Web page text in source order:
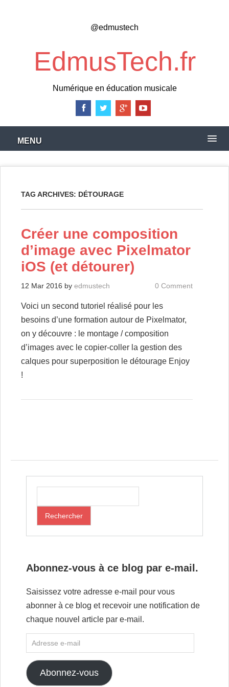
@edmustech
EdmusTech.fr
Numérique en éducation musicale
MENU
TAG ARCHIVES: DÉTOURAGE
Créer une composition
d’image avec Pixelmator
iOS (et détourer)
12 Mar 2016 by edmustech 0 Comment
Voici un second tutoriel réalisé pour les
besoins d’une formation autour de Pixelmator,
on y découvre : le montage / composition
d’images avec le copier-coller la gestion des
calques pour superposition le détourage Enjoy
!
Abonnez-vous à ce blog par e-mail.
Saisissez votre adresse e-mail pour vous
abonner à ce blog et recevoir une notification de
chaque nouvel article par e-mail.
Abonnez-vous